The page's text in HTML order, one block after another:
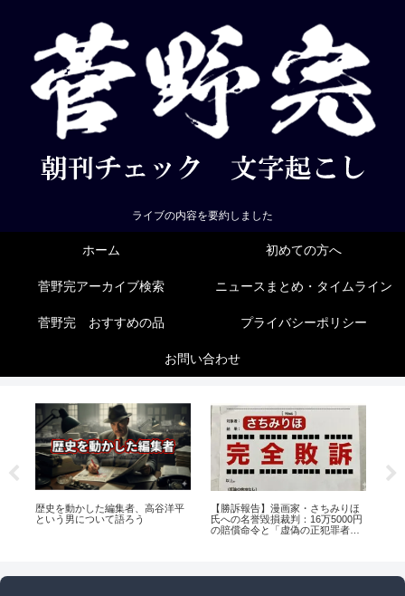
ライブの内容を要約しました
ホーム 初めての方へ
菅野完アーカイブ検索 ニュースまとめ・タイムライン
菅野完 おすすめの品 プライバシーポリシー
お問い合わせ
歴史を動かした編集者、高谷洋平
という男について語ろう
【勝訴報告】漫画家・さちみりほ
氏への名誉毀損裁判：16万5000円
の賠償命令と「虚偽の正犯罪者扱